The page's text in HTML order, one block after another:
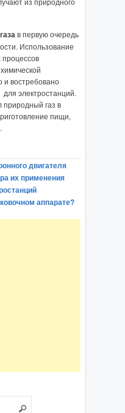
в первую очередь
Использование
востребовано
электростанций.
газ в
пищи,
двигателя
их применения
аппарате?